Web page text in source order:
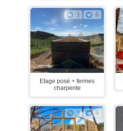
3 6
Etage posé + fermes
charpente
1 6